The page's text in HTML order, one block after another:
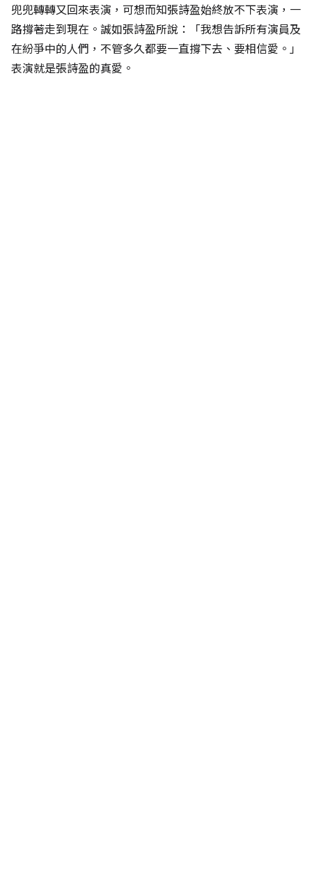
兜兜轉轉又回來表演，可想而知張詩盈始終放不下表演，一
路撐著走到現在。誠如張詩盈所說：「我想告訴所有演員及
在紛爭中的人們，不管多久都要一直撐下去、要相信愛。」
表演就是張詩盈的真愛。